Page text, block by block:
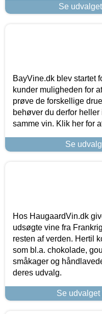
Se
BayVine.dk blev startet
kunder muligheden for
prøve de forskellige
behøver du derfor
samme vin. Klik her for
Se
Hos HaugaardVin.dk
udsøgte vine fra
resten af verden. Hertil
som bl.a. chokolade,
småkager og
deres udvalg.
Se